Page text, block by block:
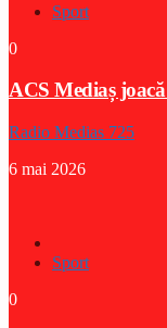
Sport
0
ACS Mediaș
Radio Medias 725
6 mai 2026
Sport
0